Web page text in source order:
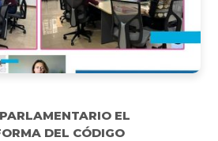
EL
DEL CÓDIGO